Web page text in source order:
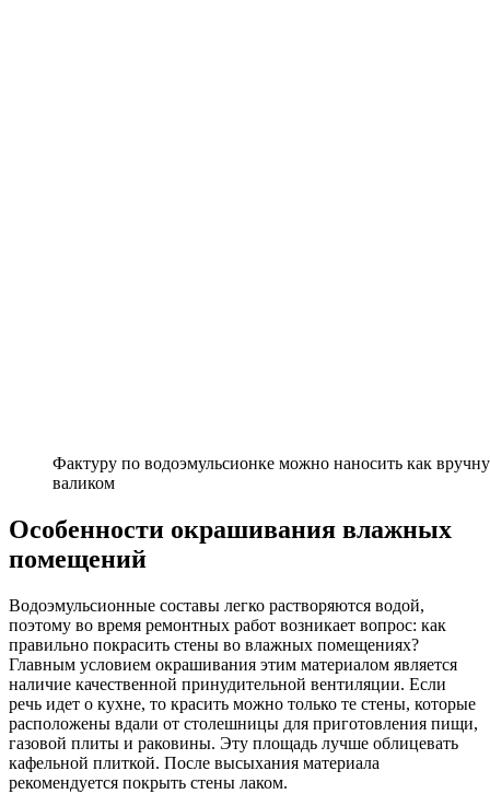
Фактуру по водоэмульсионке можно наносить как
валиком
Особенности окрашивания влажных
помещений
Водоэмульсионные составы легко растворяются водой,
поэтому во время ремонтных работ возникает вопрос: как
правильно покрасить стены во влажных помещениях?
Главным условием окрашивания этим материалом является
наличие качественной принудительной вентиляции. Если
речь идет о кухне, то красить можно только те стены, которые
расположены вдали от столешницы для приготовления пищи,
газовой плиты и раковины. Эту площадь лучше облицевать
кафельной плиткой. После высыхания материала
рекомендуется покрыть стены лаком.